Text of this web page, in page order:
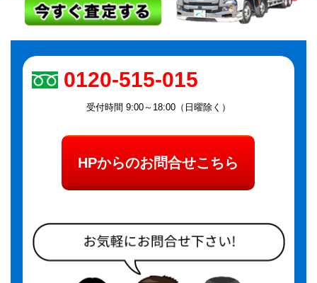
0120-515-015
受付時間 9:00～18:00（日曜除く）
HPからのお問合せこちら